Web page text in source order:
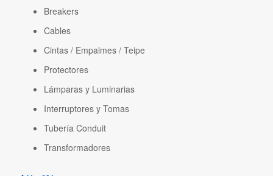
Breakers
Cables
Cintas / Empalmes / Teipe
Protectores
Lámparas y Luminarias
Interruptores y Tomas
Tubería Conduit
Transformadores